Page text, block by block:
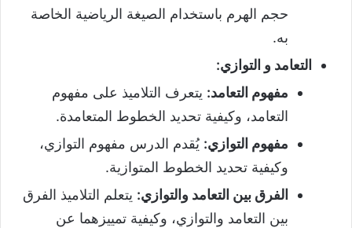
حجم الهرم باستخدام الصيغة الرياضية الخاصة
به.
التعامد و التوازي:
مفهوم التعامد: يتعرف التلاميذ على مفهوم
التعامد، وكيفية تحديد الخطوط المتعامدة.
مفهوم التوازي: يُقدم الدرس مفهوم التوازي،
وكيفية تحديد الخطوط المتوازية.
الفرق بين التعامد والتوازي: يتعلم التلاميذ الفرق
بين التعامد والتوازي، وكيفية تمييزهما عن